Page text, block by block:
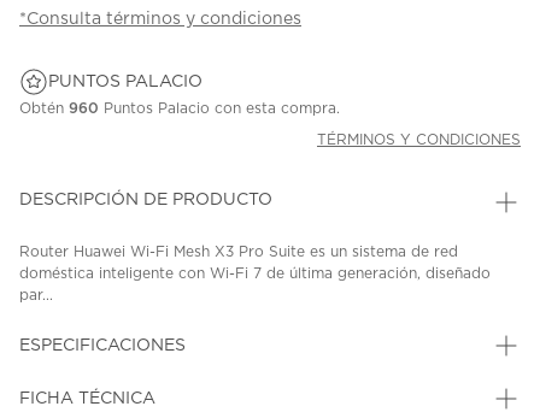
*Consulta términos y condiciones
PUNTOS PALACIO
Obtén 960 Puntos Palacio con esta compra.
TÉRMINOS Y CONDICIONES
DESCRIPCIÓN DE PRODUCTO
Router Huawei Wi-Fi Mesh X3 Pro Suite es un sistema de red
doméstica inteligente con Wi-Fi 7 de última generación, diseñado
par...
ESPECIFICACIONES
FICHA TÉCNICA